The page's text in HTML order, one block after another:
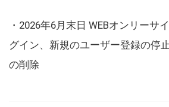
・2026年6月末日 WEBオンリーサ
グイン、新規のユーザー登録の停
の削除